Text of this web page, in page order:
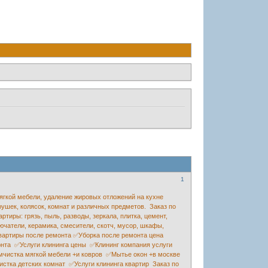
1
мебели, удаление жировых отложений на кухне
колясок, комнат и различных предметов. Заказ по
грязь, пыль, разводы, зеркала, плитка, цемент,
керамика, смесители, скотч, мусор, шкафы,
после ремонта ✅Уборка после ремонта цена
✅Услуги клининга цены ✅Клининг компания услуги
мягкой мебели +и ковров ✅Мытье окон +в москве
детских комнат ✅Услуги клининга квартир Заказ по